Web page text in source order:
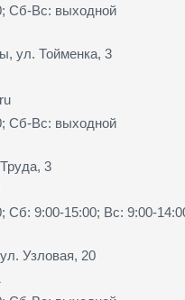
Сб-Вс: выходной
ул. Тойменка, 3
Сб-Вс: выходной
3
Сб: 9:00-15:00; Вс: 9:00-
Узловая, 20